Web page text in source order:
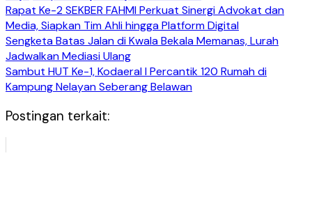
Rapat Ke-2 SEKBER FAHMI Perkuat Sinergi Advokat dan
Media, Siapkan Tim Ahli hingga Platform Digital
Sengketa Batas Jalan di Kwala Bekala Memanas, Lurah
Jadwalkan Mediasi Ulang
Sambut HUT Ke-1, Kodaeral I Percantik 120 Rumah di
Kampung Nelayan Seberang Belawan
Postingan terkait: